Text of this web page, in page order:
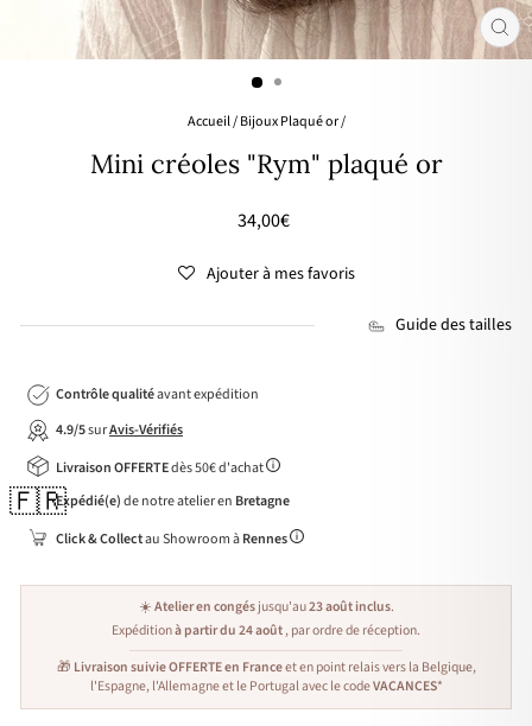
Accueil/ Bijoux Plaqué or/
Mini créoles "Rym" plaqué or
Prix
34,00€
Ajouter à mes favoris
Guide des tailles
Contrôle qualitéavant expédition
4.9/5surAvis-Vérifiés
Livraison OFFERTEdès 50€ d'achat
🇫🇷Expédié(e)de notre atelier en Bretagne
Click & Collectau Showroom àRennes
☀️Atelier en congésjusqu'au23 août inclus.
Expéditionà partir du 24 août, par ordre de réception.
🎁 Livraison suivie OFFERTE en Franceet en point relais vers la Belgique,
l'Espagne, l'Allemagne et le Portugal avec le codeVACANCES*